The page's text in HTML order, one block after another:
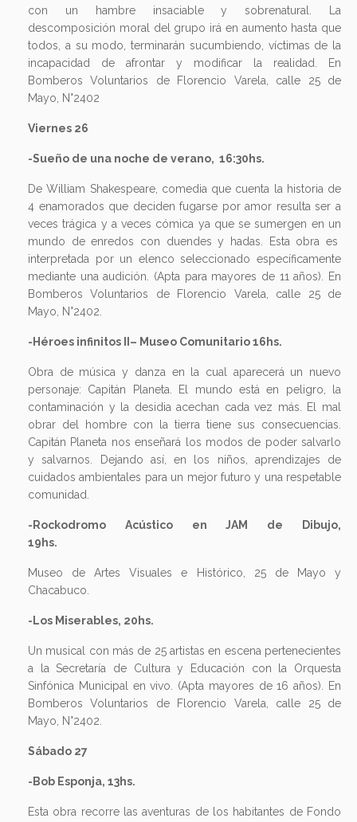
con un hambre insaciable y sobrenatural. La
descomposición moral del grupo irá en aumento hasta que
todos, a su modo, terminarán sucumbiendo, víctimas de la
incapacidad de afrontar y modificar la realidad. En
Bomberos Voluntarios de Florencio Varela, calle 25 de
Mayo, N°2402
Viernes 26
-Sueño de una noche de verano, 16:30hs.
De William Shakespeare, comedia que cuenta la historia de
4 enamorados que deciden fugarse por amor resulta ser a
veces trágica y a veces cómica ya que se sumergen en un
mundo de enredos con duendes y hadas. Esta obra es
interpretada por un elenco seleccionado específicamente
mediante una audición. (Apta para mayores de 11 años). En
Bomberos Voluntarios de Florencio Varela, calle 25 de
Mayo, N°2402.
-Héroes infinitos II– Museo Comunitario 16hs.
Obra de música y danza en la cual aparecerá un nuevo
personaje: Capitán Planeta. El mundo está en peligro, la
contaminación y la desidia acechan cada vez más. El mal
obrar del hombre con la tierra tiene sus consecuencias.
Capitán Planeta nos enseñará los modos de poder salvarlo
y salvarnos. Dejando así, en los niños, aprendizajes de
cuidados ambientales para un mejor futuro y una respetable
comunidad.
-Rockodromo Acústico en JAM de Dibujo,
19hs.
Museo de Artes Visuales e Histórico, 25 de Mayo y
Chacabuco.
-Los Miserables, 20hs.
Un musical con más de 25 artistas en escena pertenecientes
a la Secretaría de Cultura y Educación con la Orquesta
Sinfónica Municipal en vivo. (Apta mayores de 16 años). En
Bomberos Voluntarios de Florencio Varela, calle 25 de
Mayo, N°2402.
Sábado 27
-Bob Esponja, 13hs.
Esta obra recorre las aventuras de los habitantes de Fondo